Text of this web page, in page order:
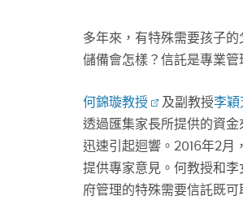
多年來，有特殊需要孩子
儲備會怎樣？信託是專業
何錦璇教授 及副教授李穎
透過匯集家長所提供的資金
迅速引起迴響。2016年2月
提供專家意見。何教授和
府管理的特殊需要信託既可